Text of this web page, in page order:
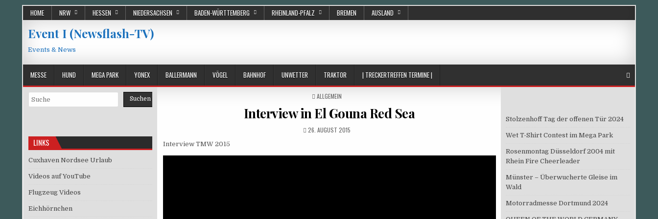
HOME NRW HESSEN NIEDERSACHSEN BADEN-WÜRTTEMBERG RHEINLAND-PFALZ BREMEN AUSLAND
Event I (Newsflash-TV)
Events & News
MESSE HUND MEGA PARK YONEX BALLERMANN VÖGEL BAHNHOF UNWETTER TRAKTOR | TRECKERTREFFEN TERMINE |
POSTED
ALLGEMEIN
Interview in El Gouna Red Sea
PUBLISHED
26. AUGUST 2015
Interview TMW 2015
Suchen Suchen
LINKS
Cuxhaven Nordsee Urlaub
Videos auf YouTube
Flugzeug Videos
Eichhörnchen
Stolzenhoff Tag der offenen Tür 2024
Wet T-Shirt Contest im Mega Park
Rosenmontag Düsseldorf 2004 mit
Rhein Fire Cheerleader
Münster – Überwucherte Gleise im
Wald
Motorradmesse Dortmund 2024